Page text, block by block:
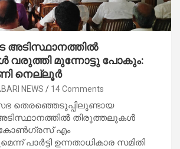
അടിസ്ഥാനത്തിൽ
വരുത്തി മുന്നോട്ടു പോകും:
നെല്ലൂർ
NEWS 14 Comments
തെരഞ്ഞെടുപ്പിലുണ്ടായ
തിരുത്തലുകൾ
കോൺഗ്രസ് എം
പാർട്ടി ഉന്നതാധികാര സമിതി